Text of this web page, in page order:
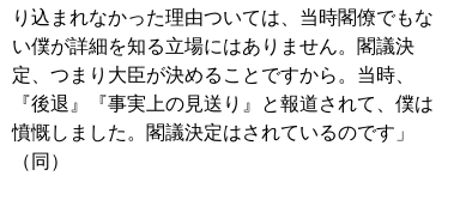
り込まれなかった理由ついては、当時閣僚でもな
い僕が詳細を知る立場にはありません。閣議決
定、つまり大臣が決めることですから。当時、
『後退』『事実上の見送り』と報道されて、僕は
憤慨しました。閣議決定はされているのです」
（同）